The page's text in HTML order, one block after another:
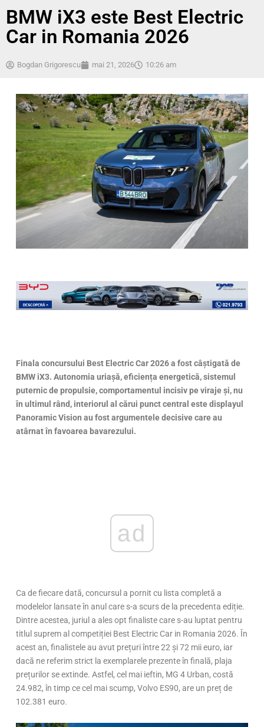
BMW iX3 este Best Electric
Car in Romania 2026
Bogdan Grigorescu mai 21, 2026 10:26 am
Finala concursului Best Electric Car 2026 a fost câștigată de
BMW iX3. Autonomia uriașă, eficiența energetică, sistemul
puternic de propulsie, comportamentul incisiv pe viraje și, nu
în ultimul rând, interiorul al cărui punct central este displayul
Panoramic Vision au fost argumentele decisive care au
atârnat în favoarea bavarezului.
ad
Ca de fiecare dată, concursul a pornit cu lista completă a
modelelor lansate în anul care s-a scurs de la precedenta ediție.
Dintre acestea, juriul a ales opt finaliste care s-au luptat pentru
titlul suprem al competiției Best Electric Car in Romania 2026. În
acest an, finalistele au avut prețuri între 22 și 72 mii euro, iar
dacă ne referim strict la exemplarele prezente în finală, plaja
prețurilor se extinde. Astfel, cel mai ieftin, MG 4 Urban, costă
24.982, în timp ce cel mai scump, Volvo ES90, are un preț de
102.381 euro.